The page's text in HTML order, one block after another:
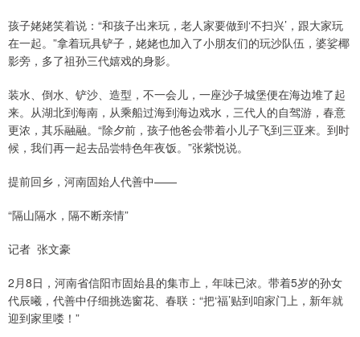
孩子姥姥笑着说：“和孩子出来玩，老人家要做到‘不扫兴’，跟大家玩
在一起。”拿着玩具铲子，姥姥也加入了小朋友们的玩沙队伍，婆娑椰
影旁，多了祖孙三代嬉戏的身影。
装水、倒水、铲沙、造型，不一会儿，一座沙子城堡便在海边堆了起
来。从湖北到海南，从乘船过海到海边戏水，三代人的自驾游，春意
更浓，其乐融融。“除夕前，孩子他爸会带着小儿子飞到三亚来。到时
候，我们再一起去品尝特色年夜饭。”张紫悦说。
提前回乡，河南固始人代善中——
“隔山隔水，隔不断亲情”
记者 张文豪
2月8日，河南省信阳市固始县的集市上，年味已浓。带着5岁的孙女
代辰曦，代善中仔细挑选窗花、春联：“把‘福’贴到咱家门上，新年就
迎到家里喽！”